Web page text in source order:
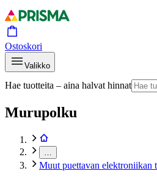
Ostoskori
Valikko
Hae tuotteita – aina halvat hinnat
Murupolku
Muut puettavan elektroniikan